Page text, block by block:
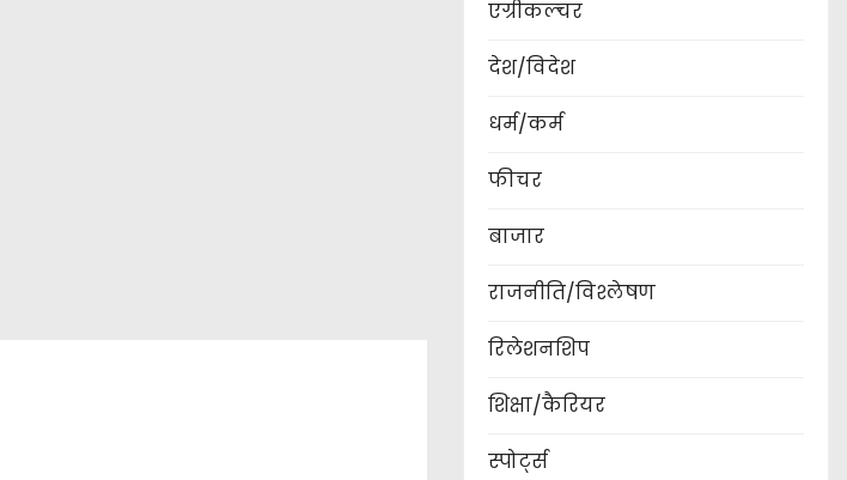
एग्रीकल्चर
देश/विदेश
धर्म/कर्म
फीचर
बाजार
राजनीति/विश्लेषण
रिलेशनशिप
शिक्षा/कैरियर
स्पोर्ट्स